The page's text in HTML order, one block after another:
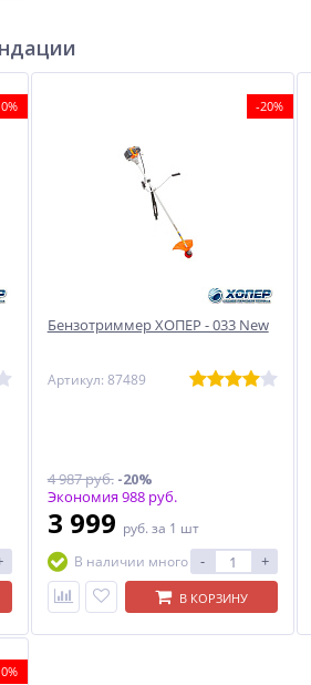
-20%
Бензотриммер ХОПЕР - 033 New
Артикул: 87489
4 987 руб.-20%
Экономия 988 руб.
3 999 руб. за 1 шт
В наличии много
- +
В КОРЗИНУ